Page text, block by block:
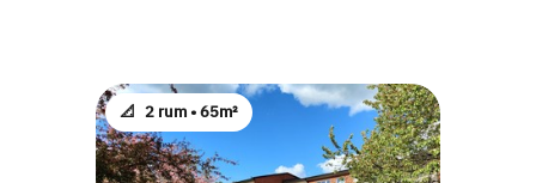
📐 2 rum •65m²